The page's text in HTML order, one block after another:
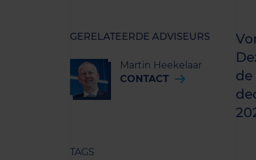
GERELATEERDE ADVISEURS
Martin Heekelaar
CONTACT
TAGS